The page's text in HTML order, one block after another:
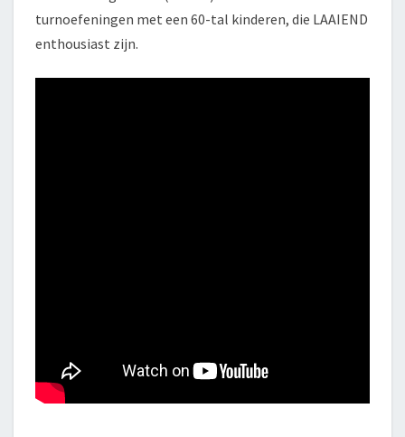
turnoefeningen met een 60-tal kinderen, die LAAIEND
enthousiast zijn.